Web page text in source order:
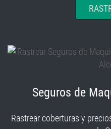
Seguros de
Rastrear coberturas y